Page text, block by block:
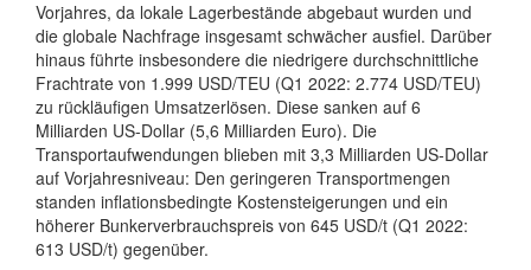
Vorjahres, da lokale Lagerbestände abgebaut wurden und
die globale Nachfrage insgesamt schwächer ausfiel. Darüber
hinaus führte insbesondere die niedrigere durchschnittliche
Frachtrate von 1.999 USD/TEU (Q1 2022: 2.774 USD/TEU)
zu rückläufigen Umsatzerlösen. Diese sanken auf 6
Milliarden US-Dollar (5,6 Milliarden Euro). Die
Transportaufwendungen blieben mit 3,3 Milliarden US-Dollar
auf Vorjahresniveau: Den geringeren Transportmengen
standen inflationsbedingte Kostensteigerungen und ein
höherer Bunkerverbrauchspreis von 645 USD/t (Q1 2022:
613 USD/t) gegenüber.